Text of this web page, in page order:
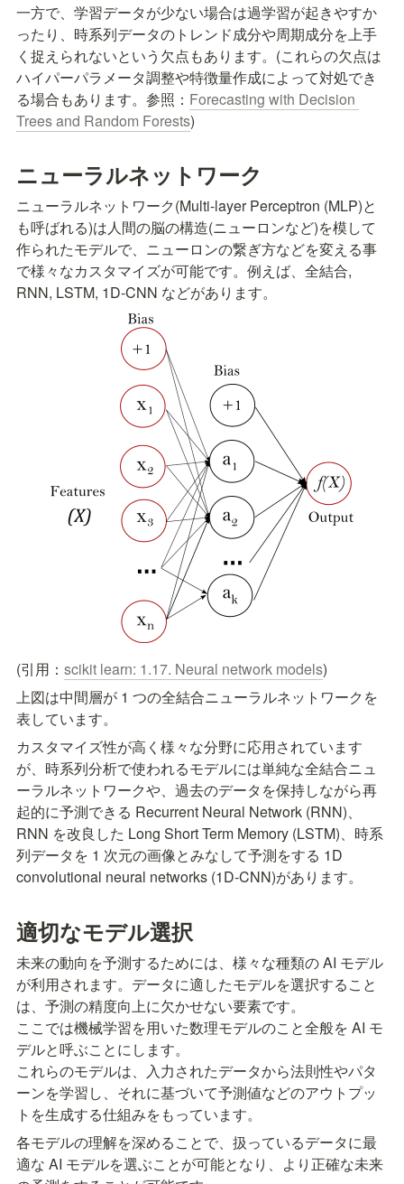
一方で、学習データが少ない場合は過学習が起きやすか
ったり、時系列データのトレンド成分や周期成分を上手
く捉えられないという欠点もあります。(これらの欠点は
ハイパーパラメータ調整や特徴量作成によって対処でき
る場合もあります。参照： Forecasting with Decision
Trees and Random Forests)
ニューラルネットワーク
ニューラルネットワーク(Multi-layer Perceptron (MLP)と
も呼ばれる)は人間の脳の構造(ニューロンなど)を模して
作られたモデルで、ニューロンの繋ぎ方などを変える事
で様々なカスタマイズが可能です。例えば、全結合,
RNN, LSTM, 1D-CNN などがあります。
(引用： scikit learn: 1.17. Neural network models)
上図は中間層が 1 つの全結合ニューラルネットワークを
表しています。
カスタマイズ性が高く様々な分野に応用されています
が、時系列分析で使われるモデルには単純な全結合ニュ
ーラルネットワークや、過去のデータを保持しながら再
起的に予測できる Recurrent Neural Network (RNN)、
RNN を改良した Long Short Term Memory (LSTM)、時系
列データを 1 次元の画像とみなして予測をする 1D
convolutional neural networks (1D-CNN)があります。
適切なモデル選択
未来の動向を予測するためには、様々な種類の AI モデル
が利用されます。データに適したモデルを選択すること
は、予測の精度向上に欠かせない要素です。
ここでは機械学習を用いた数理モデルのこと全般を AI モ
デルと呼ぶことにします。
これらのモデルは、入力されたデータから法則性やパタ
ーンを学習し、それに基づいて予測値などのアウトプッ
トを生成する仕組みをもっています。
各モデルの理解を深めることで、扱っているデータに最
適な AI モデルを選ぶことが可能となり、より正確な未来